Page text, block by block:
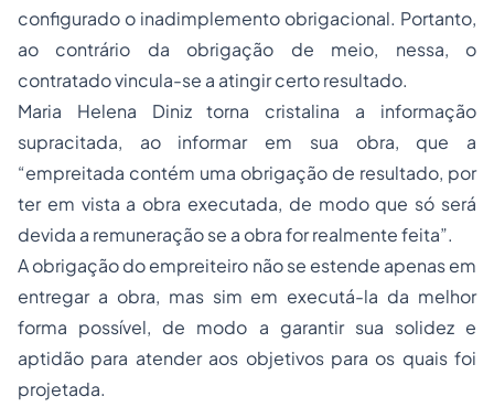
configurado o inadimplemento obrigacional. Portanto,
ao contrário da obrigação de meio, nessa, o
contratado vincula-se a atingir certo resultado.
Maria Helena Diniz torna cristalina a informação
supracitada, ao informar em sua obra, que a
“empreitada contém uma obrigação de resultado, por
ter em vista a obra executada, de modo que só será
devida a remuneração se a obra for realmente feita”.
A obrigação do empreiteiro não se estende apenas em
entregar a obra, mas sim em executá-la da melhor
forma possível, de modo a garantir sua solidez e
aptidão para atender aos objetivos para os quais foi
projetada.